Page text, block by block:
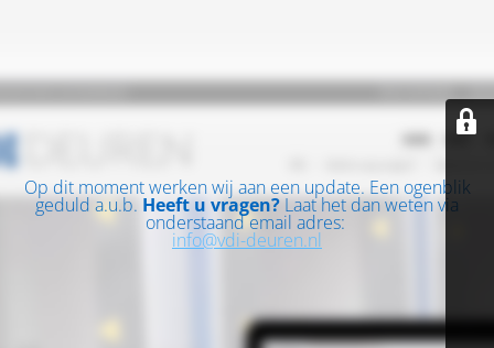
Op dit moment werken wij aan een update. Een ogenblik
geduld a.u.b. Heeft u vragen? Laat het dan weten via
onderstaand email adres:
info@vdi-deuren.nl